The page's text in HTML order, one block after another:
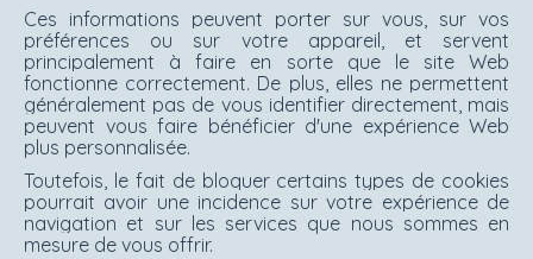
Ces informations peuvent porter sur vous, sur vos
préférences ou sur votre appareil, et servent
principalement à faire en sorte que le site Web
fonctionne correctement. De plus, elles ne permettent
généralement pas de vous identifier directement, mais
peuvent vous faire bénéficier d'une expérience Web
plus personnalisée.
Toutefois, le fait de bloquer certains types de cookies
pourrait avoir une incidence sur votre expérience de
navigation et sur les services que nous sommes en
mesure de vous offrir.